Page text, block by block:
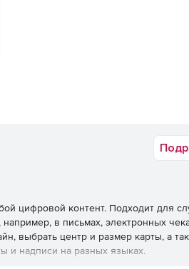
цифровой контент. Подходит для
в письмах, электронных
выбрать центр и размер карты, а
и надписи на разных языках.